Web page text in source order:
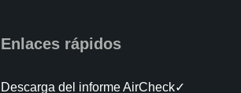
Enlaces rápidos
Descarga del informe AirCheck✓